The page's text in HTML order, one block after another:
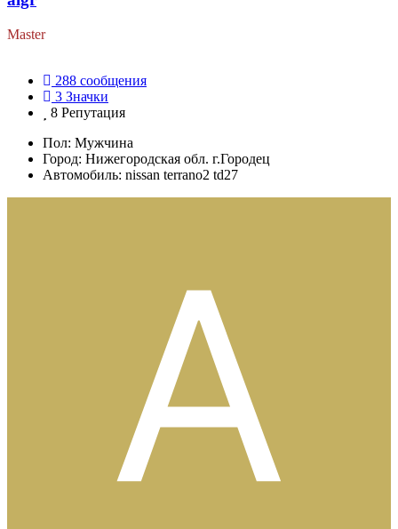
Master
288 сообщения
3 Значки
8 Репутация
Пол: Мужчина
Город: Нижегородская обл. г.Городец
Автомобиль: nissan terrano2 td27